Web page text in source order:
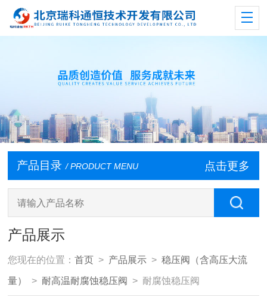
产品目录 / PRODUCT MENU 点击更多
产品展示
您现在的位置：首页 > 产品展示 >稳压阀（含高压大流
量） > 耐高温耐腐蚀稳压阀 > 耐腐蚀稳压阀